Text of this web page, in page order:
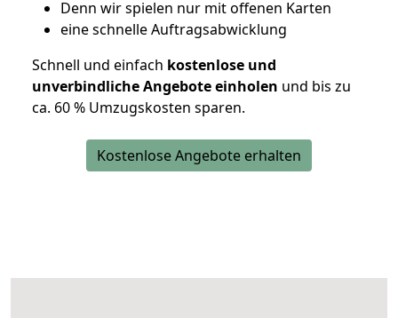
Denn wir spielen nur mit offenen Karten
eine schnelle Auftragsabwicklung
Schnell und einfach kostenlose und
unverbindliche Angebote einholen und bis zu
ca. 60 % Umzugskosten sparen.
Kostenlose Angebote erhalten